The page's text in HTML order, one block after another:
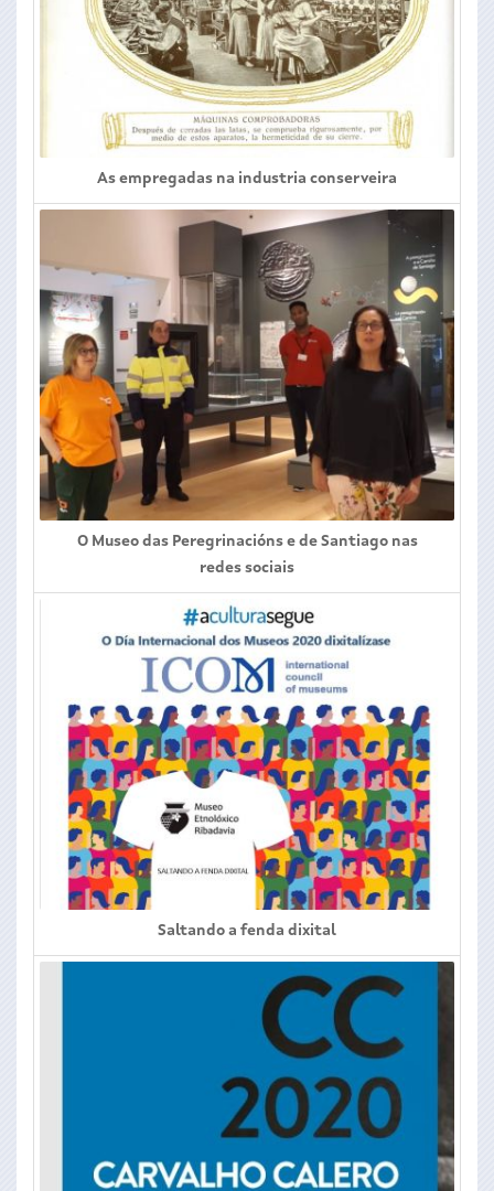
As empregadas na industria conserveira
O Museo das Peregrinacións e de Santiago nas
redes sociais
Saltando a fenda dixital